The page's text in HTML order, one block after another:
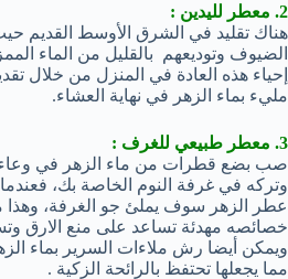
2. معطر لليدين :
هناك تقليد في الشرق الأوسط القديم
الضيوف وتوديعهم بالقليل من الماء
إحياء هذه العادة في المنزل من خلال
مليء بماء الزهر في نهاية العشاء.
3. معطر طبيعي للغرف :
صب بضع قطرات من ماء الزهر في وعاء
وتركه في غرفة النوم الخاصة بك، فعندما
عطر الزهر سوف يملئ جو الغرفة، وهذا
خصائصه مهدئة تساعد على منع الارق
ويمكن أيضا رش ملاءات السرير بماء
مما يجعلها تحتفظ بالرائحة الزكية .